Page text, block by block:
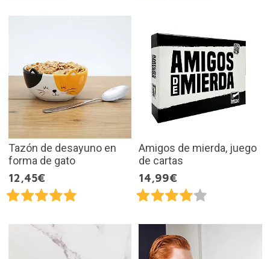
Tazón de desayuno en
forma de gato
12,45€
Amigos de mierda, juego
de cartas
14,99€